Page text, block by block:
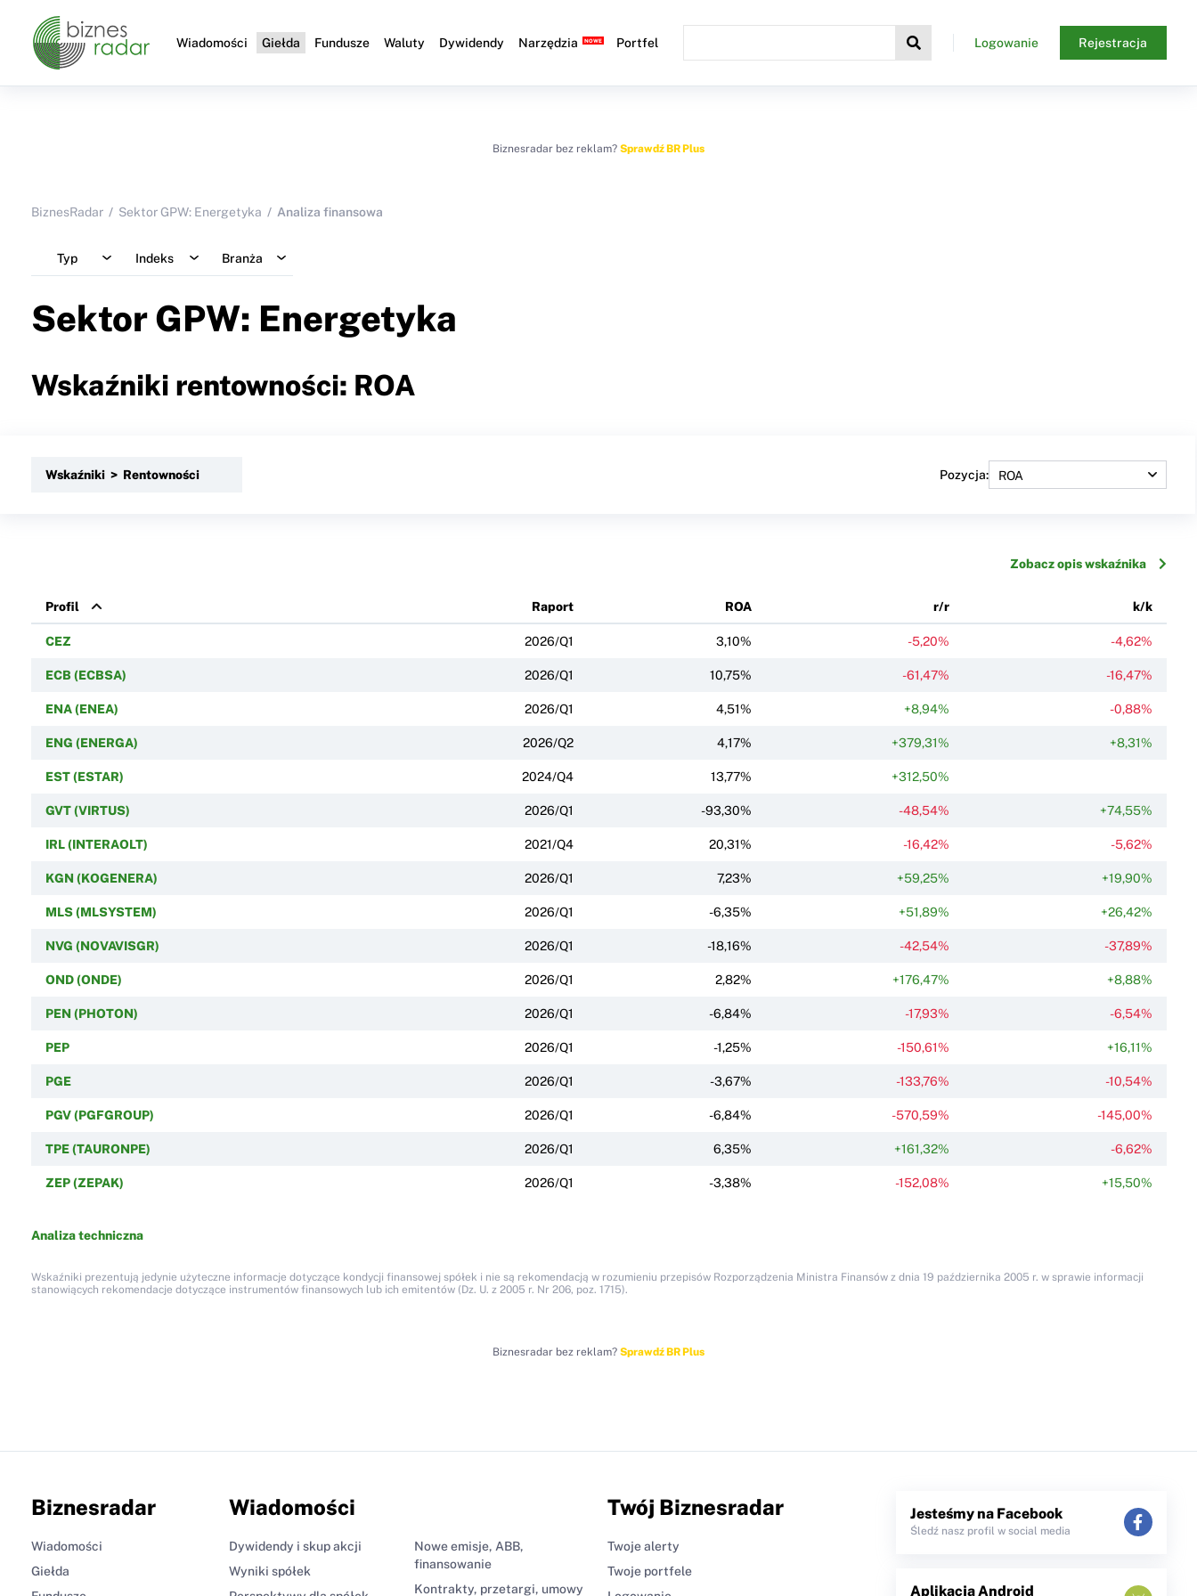
Wiadomości Giełda Fundusze Waluty Dywidendy Narzędzia Portfel Logowanie Rejestracja
Biznesradar bez reklam? Sprawdź BR Plus
BiznesRadar Sektor GPW: Energetyka Analiza finansowa
Typ Indeks Branża
Sektor GPW: Energetyka
Wskaźniki rentowności: ROA
Wskaźniki > Rentowności Pozycja:
Zobacz opis wskaźnika
Profil Raport ROA r/r k/k
CEZ 2026/Q1 3,10% -5,20% -4,62%
ECB (ECBSA) 2026/Q1 10,75% -61,47% -16,47%
ENA (ENEA) 2026/Q1 4,51% +8,94% -0,88%
ENG (ENERGA) 2026/Q2 4,17% +379,31% +8,31%
EST (ESTAR) 2024/Q4 13,77% +312,50%
GVT (VIRTUS) 2026/Q1 -93,30% -48,54% +74,55%
IRL (INTERAOLT) 2021/Q4 20,31% -16,42% -5,62%
KGN (KOGENERA) 2026/Q1 7,23% +59,25% +19,90%
MLS (MLSYSTEM) 2026/Q1 -6,35% +51,89% +26,42%
NVG (NOVAVISGR) 2026/Q1 -18,16% -42,54% -37,89%
OND (ONDE) 2026/Q1 2,82% +176,47% +8,88%
PEN (PHOTON) 2026/Q1 -6,84% -17,93% -6,54%
PEP 2026/Q1 -1,25% -150,61% +16,11%
PGE 2026/Q1 -3,67% -133,76% -10,54%
PGV (PGFGROUP) 2026/Q1 -6,84% -570,59% -145,00%
TPE (TAURONPE) 2026/Q1 6,35% +161,32% -6,62%
ZEP (ZEPAK) 2026/Q1 -3,38% -152,08% +15,50%
Analiza techniczna
Wskaźniki prezentują jedynie użyteczne informacje dotyczące kondycji finansowej spółek i nie są rekomendacją w rozumieniu przepisów Rozporządzenia Ministra Finansów z dnia 19 października 2005 r. w sprawie informacji
stanowiących rekomendacje dotyczące instrumentów finansowych lub ich emitentów (Dz. U. z 2005 r. Nr 206, poz. 1715).
Biznesradar bez reklam? Sprawdź BR Plus
Biznesradar
Wiadomości
Giełda
Wiadomości
Dywidendy i skup akcji
Wyniki spółek
Nowe emisje, ABB,
finansowanie
Kontrakty, przetargi, umowy
Twój Biznesradar
Twoje alerty
Twoje portfele
Jesteśmy na Facebook
Śledź nasz profil w social media
Aplikacja Android